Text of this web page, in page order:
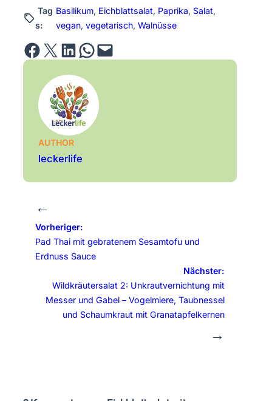
Tag
s:
Basilikum, Eichblattsalat, Paprika, Salat
vegan, vegetarisch, Walnüsse
Share on Facebook Email this Page Share on LinkedIn Share on WhatsApp Email this Page
AUTHOR
leckerlife
←
Vorheriger:
Pad Thai mit gebratenem Sesamtofu und
Erdnuss Sauce
Nächster:
Wildkräutersalat 2: Unkrautvernichtung mit
Messer und Gabel – Vogelmiere, Taubnessel
und Schaumkraut mit Granatapfelkernen
→